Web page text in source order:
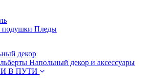
подушки Пледы
декор
Напольный декор и аксессуары
В ПУТИ